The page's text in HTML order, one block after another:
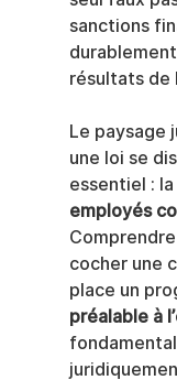
sanctions
résultats de
Le paysage
une loi se
essentiel : la
employés
cocher une
place un
préalable à